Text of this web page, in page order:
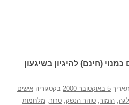
כמנוי (חינם) להיגיון בשיגעון
5 באוקטובר 2000 בקטגוריה אישים
הומור טוהר הנשק טרור מלחמות